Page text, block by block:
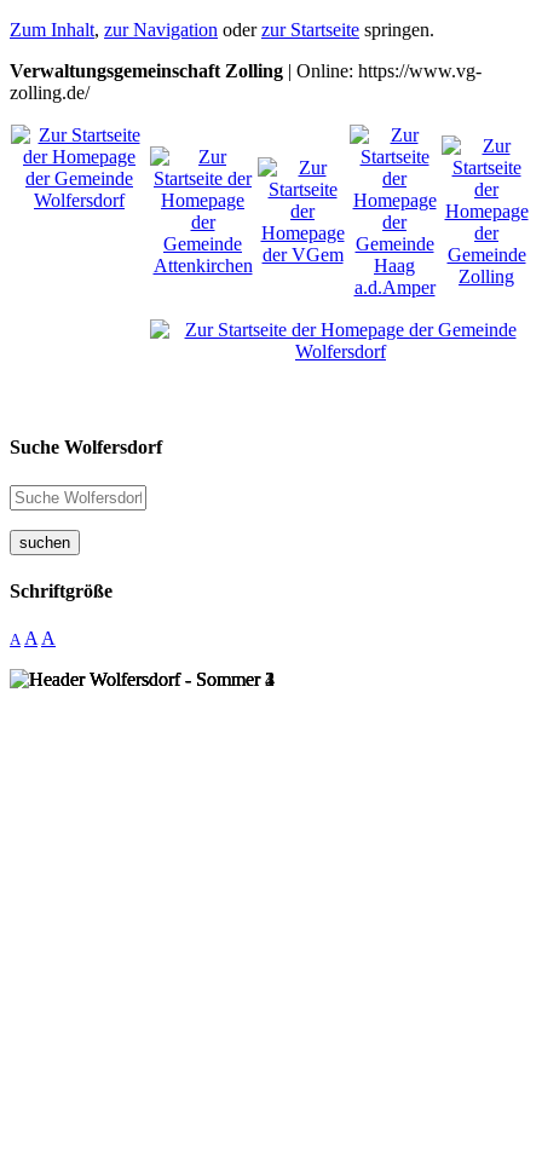
Zum Inhalt, zur Navigation oderzur Startseite springen.
Verwaltungsgemeinschaft Zolling | Online: https://www.vg-
zolling.de/
Suche Wolfersdorf
suchen
Schriftgröße
A A A